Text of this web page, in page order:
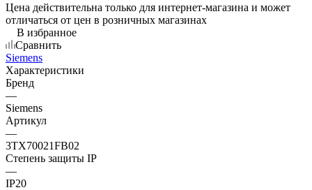
Цена действительна только для интернет-магазина и может
отличаться от цен в розничных магазинах
В избранное
Сравнить
Siemens
Характеристики
Бренд
—
Siemens
Артикул
—
3TX70021FB02
Степень защиты IP
—
IP20